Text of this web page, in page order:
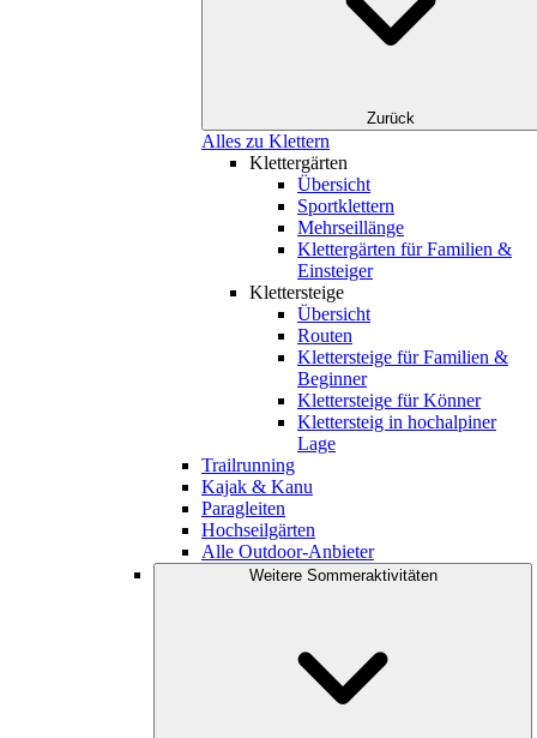
Zurück
Alles zu Klettern
Klettergärten
Übersicht
Sportklettern
Mehrseillänge
Klettergärten für Familien &
Einsteiger
Klettersteige
Übersicht
Routen
Klettersteige für Familien &
Beginner
Klettersteige für Könner
Klettersteig in hochalpiner
Lage
Trailrunning
Kajak & Kanu
Paragleiten
Hochseilgärten
Alle Outdoor-Anbieter
Weitere Sommeraktivitäten